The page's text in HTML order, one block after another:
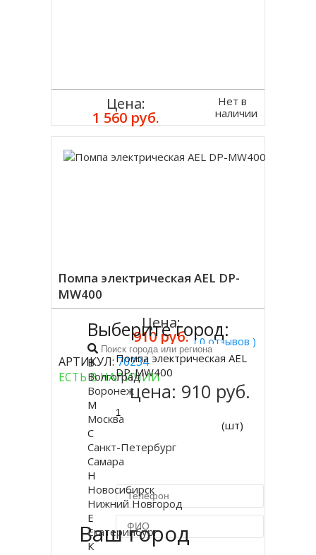
Цена:
1 560 руб.
Нет в
наличии
Помпа электрическая AEL DP-
MW400
( 0 отзывов )
АРТИКУЛ:70234
ЕСТЬ В НАЛИЧИИ
Цена:
910 руб.
Купить
Помпа электрическая AEL
DP-MW400
цена: 910 руб.
(шт)
Ваш город
Выберите город:
В
Волгоград
Воронеж
М
Москва
С
Санкт-Петербург
Самара
Н
Новосибирск
Нижний Новгород
Е
Екатеринбург
К